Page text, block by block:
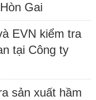
Gai
EVN kiểm tra
tại Công ty
sản xuất hầm